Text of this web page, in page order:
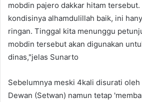
mobdin pajero dakkar hitam
kondisinya alhamdulillah baik, ini
ringan. Tinggal kita menunggu
mobdin tersebut akan digunakan
dinas,"jelas Sunarto
Sebelumnya meski 4kali disurati
Dewan (Setwan) namun tetap